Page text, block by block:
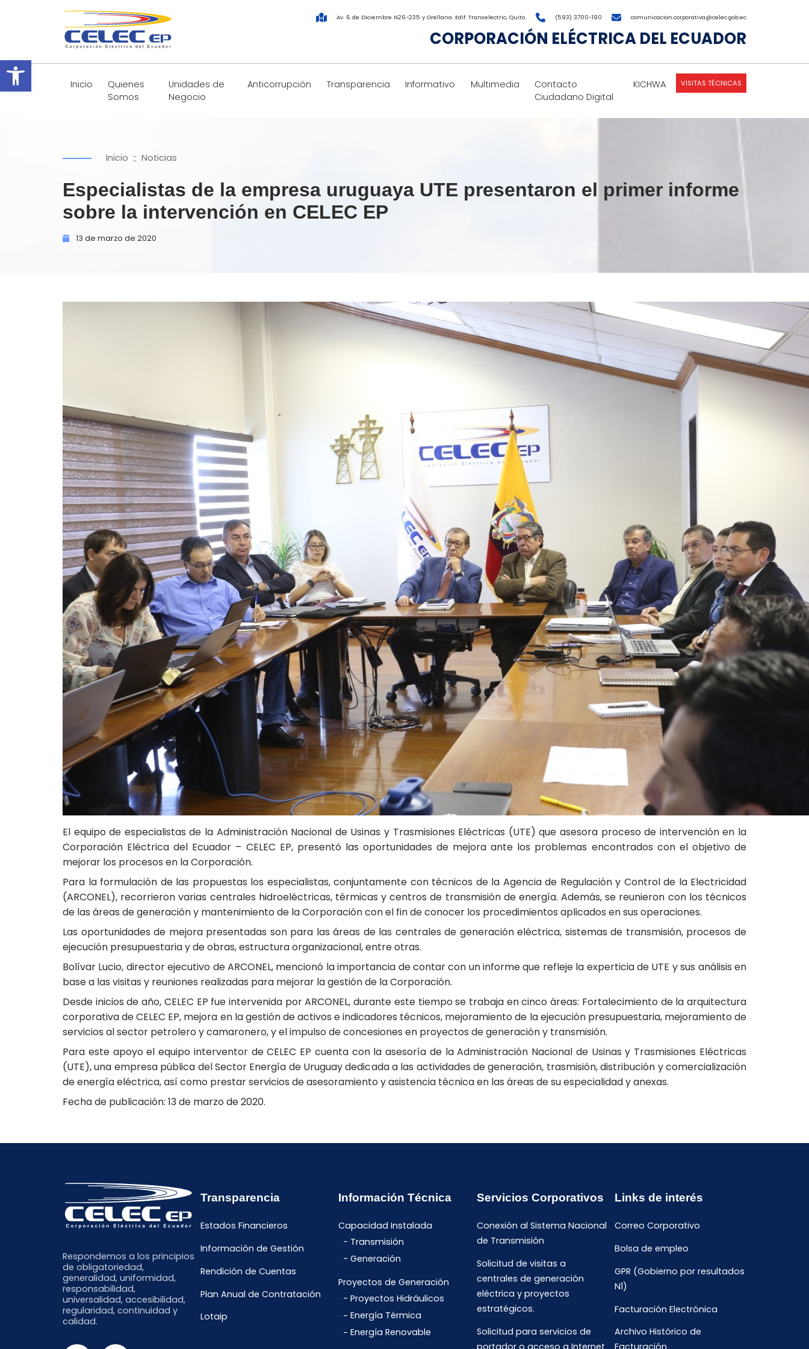
Abrir barra de herramientas
Av. 6 de Diciembre N26-235 y Orellana. Edif. Transelectric, Quito. (593) 3700-190 comunicacion.corporativa@celec.gob.ec
CORPORACIÓN ELÉCTRICA DEL ECUADOR
Inicio
Quienes
Somos
Unidades de
Negocio
Anticorrupción Transparencia Informativo Multimedia
Contacto
Ciudadano Digital
KICHWA VISITAS TÉCNICAS
Inicio :: Noticias
Especialistas de la empresa uruguaya UTE presentaron el primer informe
sobre la intervención en CELEC EP
13 de marzo de 2020
El equipo de especialistas de la Administración Nacional de Usinas y Trasmisiones Eléctricas (UTE) que asesora proceso de intervención en la
Corporación Eléctrica del Ecuador – CELEC EP, presentó las oportunidades de mejora ante los problemas encontrados con el objetivo de
mejorar los procesos en la Corporación.
Para la formulación de las propuestas los especialistas, conjuntamente con técnicos de la Agencia de Regulación y Control de la Electricidad
(ARCONEL), recorrieron varias centrales hidroeléctricas, térmicas y centros de transmisión de energía. Además, se reunieron con los técnicos
de las áreas de generación y mantenimiento de la Corporación con el fin de conocer los procedimientos aplicados en sus operaciones.
Las oportunidades de mejora presentadas son para las áreas de las centrales de generación eléctrica, sistemas de transmisión, procesos de
ejecución presupuestaria y de obras, estructura organizacional, entre otras.
Bolívar Lucio, director ejecutivo de ARCONEL, mencionó la importancia de contar con un informe que refleje la experticia de UTE y sus análisis en
base a las visitas y reuniones realizadas para mejorar la gestión de la Corporación.
Desde inicios de año, CELEC EP fue intervenida por ARCONEL, durante este tiempo se trabaja en cinco áreas: Fortalecimiento de la arquitectura
corporativa de CELEC EP, mejora en la gestión de activos e indicadores técnicos, mejoramiento de la ejecución presupuestaria, mejoramiento de
servicios al sector petrolero y camaronero, y el impulso de concesiones en proyectos de generación y transmisión.
Para este apoyo el equipo interventor de CELEC EP cuenta con la asesoría de la Administración Nacional de Usinas y Trasmisiones Eléctricas
(UTE), una empresa pública del Sector Energía de Uruguay dedicada a las actividades de generación, trasmisión, distribución y comercialización
de energía eléctrica, así como prestar servicios de asesoramiento y asistencia técnica en las áreas de su especialidad y anexas.
Fecha de publicación: 13 de marzo de 2020.
Respondemos a los principios
de obligatoriedad,
generalidad, uniformidad,
responsabilidad,
universalidad, accesibilidad,
regularidad, continuidad y
calidad.
Transparencia
Estados Financieros
Información de Gestión
Rendición de Cuentas
Plan Anual de Contratación
Lotaip
Información Técnica
Capacidad Instalada
Transmisión
Generación
Proyectos de Generación
Proyectos Hidráulicos
Energía Térmica
Energía Renovable
Servicios Corporativos
Conexión al Sistema Nacional
de Transmisión
Solicitud de visitas a
centrales de generación
eléctrica y proyectos
estratégicos.
Solicitud para servicios de
Links de interés
Correo Corporativo
Bolsa de empleo
GPR (Gobierno por resultados
N1)
Facturación Electrónica
Archivo Histórico de